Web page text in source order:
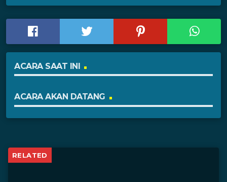
ACARA SAAT INI
ACARA AKAN DATANG
RELATED